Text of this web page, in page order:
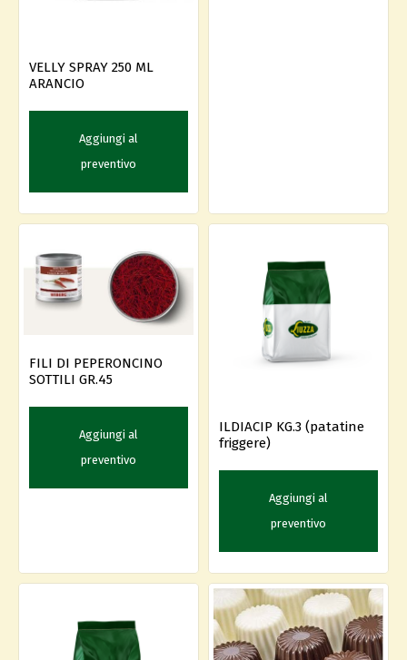
VELLY SPRAY 250 ML
ARANCIO
Aggiungi al
preventivo
FILI DI PEPERONCINO
SOTTILI GR.45
Aggiungi al
preventivo
ILDIACIP KG.3 (patatine
friggere)
Aggiungi al
preventivo